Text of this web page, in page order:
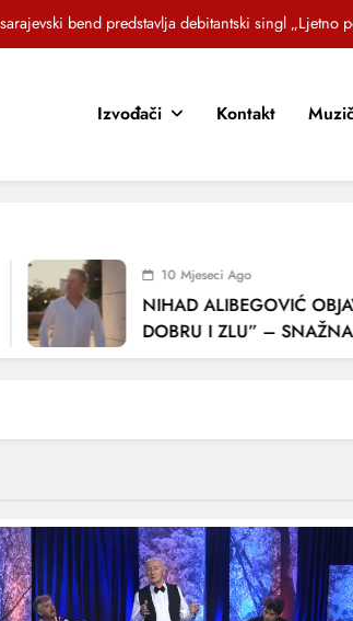
bend predstavlja debitantski singl „Ljetno
KROZ PJESMU POZVALI MALIŠANE NA
KROZ PJESMU POZVALI MALIŠANE NA
Izvođači Kontakt
10 Mjeseci Ago
NIHAD ALIBEGOVIĆ
DOBRU I ZLU” – SNAŽNA
LJUBAVI I VREMENU KOJE